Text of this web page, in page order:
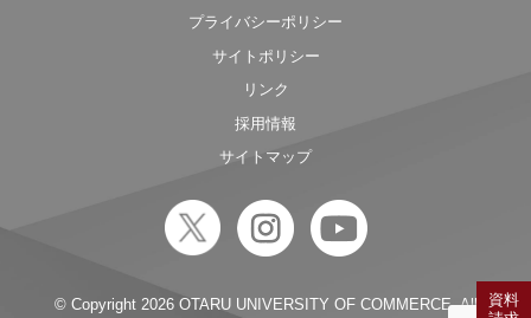
プライバシーポリシー
サイトポリシー
リンク
採用情報
サイトマップ
© Copyright 2026 OTARU UNIVERSITY OF COMMERCE. All
資料